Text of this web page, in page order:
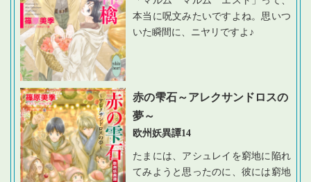
本当に呪文みたいですよね。思いつ
いた瞬間に、ニヤリですよ♪
赤の雫石～アレクサンドロスの
夢～
欧州妖異譚14
たまには、アシュレイを窮地に陥れ
てみようと思ったのに、彼には窮地